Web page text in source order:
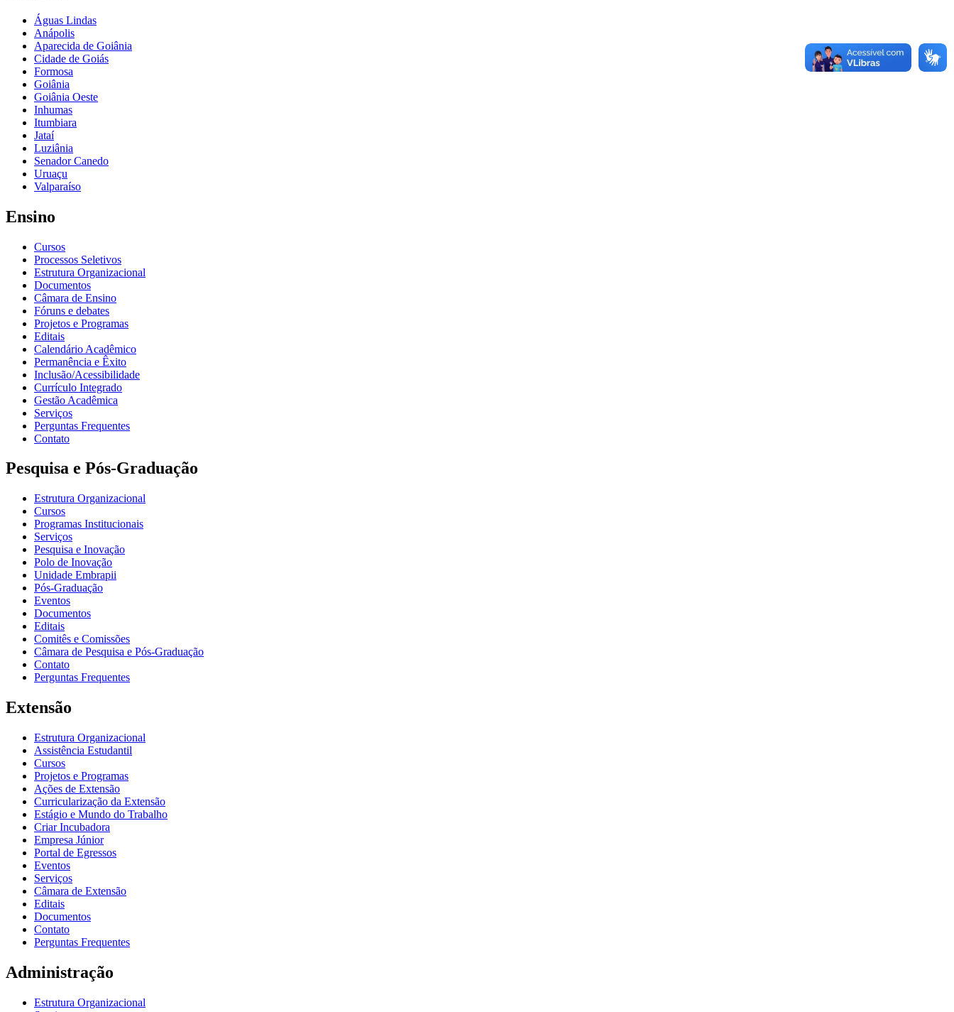
Águas Lindas
Anápolis
Aparecida de Goiânia
Cidade de Goiás
Formosa
Goiânia
Goiânia Oeste
Inhumas
Itumbiara
Jataí
Luziânia
Senador Canedo
Uruaçu
Valparaíso
Ensino
Cursos
Processos Seletivos
Estrutura Organizacional
Documentos
Câmara de Ensino
Fóruns e debates
Projetos e Programas
Editais
Calendário Acadêmico
Permanência e Êxito
Inclusão/Acessibilidade
Currículo Integrado
Gestão Acadêmica
Serviços
Perguntas Frequentes
Contato
Pesquisa e Pós-Graduação
Estrutura Organizacional
Cursos
Programas Institucionais
Serviços
Pesquisa e Inovação
Polo de Inovação
Unidade Embrapii
Pós-Graduação
Eventos
Documentos
Editais
Comitês e Comissões
Câmara de Pesquisa e Pós-Graduação
Contato
Perguntas Frequentes
Extensão
Estrutura Organizacional
Assistência Estudantil
Cursos
Projetos e Programas
Ações de Extensão
Curricularização da Extensão
Estágio e Mundo do Trabalho
Criar Incubadora
Empresa Júnior
Portal de Egressos
Eventos
Serviços
Câmara de Extensão
Editais
Documentos
Contato
Perguntas Frequentes
Administração
Estrutura Organizacional